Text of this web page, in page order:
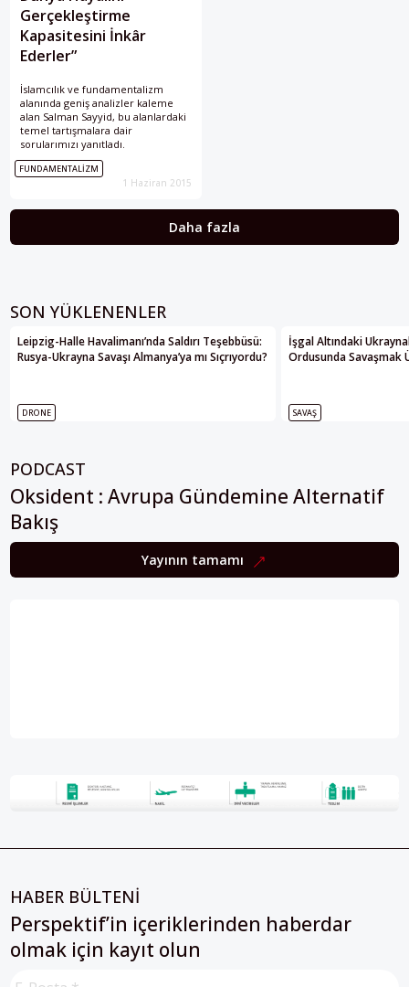
Gerçekleştirme
Kapasitesini İnkâr
Ederler”
İslamcılık ve fundamentalizm
alanında geniş analizler kaleme
alan Salman Sayyid, bu alanlardaki
temel tartışmalara dair
sorularımızı yanıtladı.
FUNDAMENTALIZM
1 Haziran 2015
Daha fazla
SON YÜKLENENLER
Leipzig-Halle Havalimanı’nda Saldırı Teşebbüsü:
Rusya-Ukrayna Savaşı Almanya’ya mı Sıçrıyordu?
DRONE
İşgal Altındaki
Ordusunda Savaşmak
SAVAŞ
PODCAST
Oksident : Avrupa Gündemine Alternatif
Bakış
Yayının tamamı
HABER BÜLTENİ
Perspektif’in içeriklerinden haberdar
olmak için kayıt olun